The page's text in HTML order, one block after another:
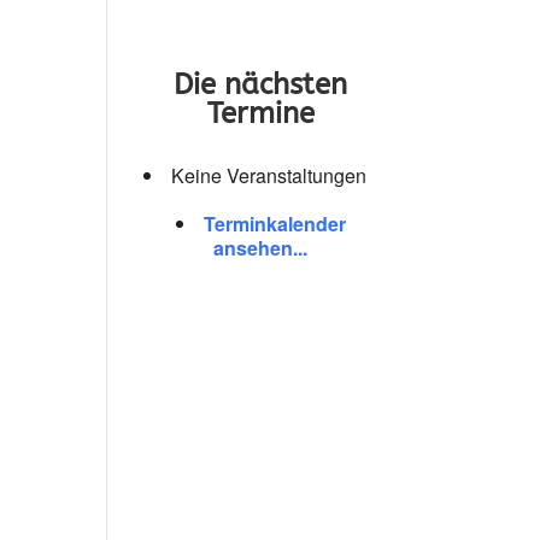
Die nächsten
Termine
Keine Veranstaltungen
Terminkalender
ansehen...